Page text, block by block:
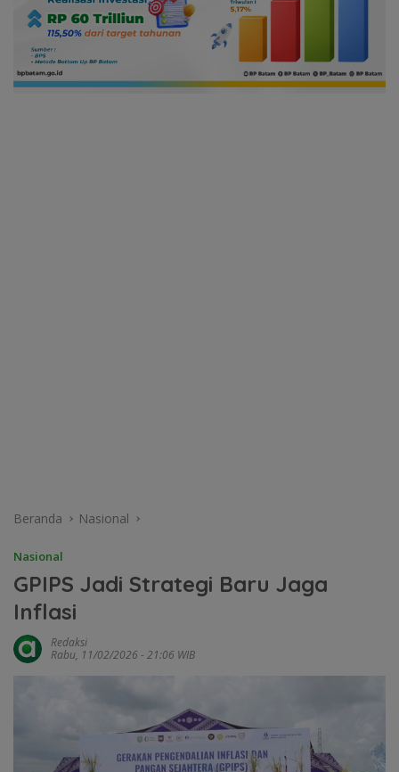
Beranda Nasional
Nasional
GPIPS Jadi Strategi Baru Jaga
Inflasi
Redaksi
Rabu, 11/02/2026 - 21:06 WIB